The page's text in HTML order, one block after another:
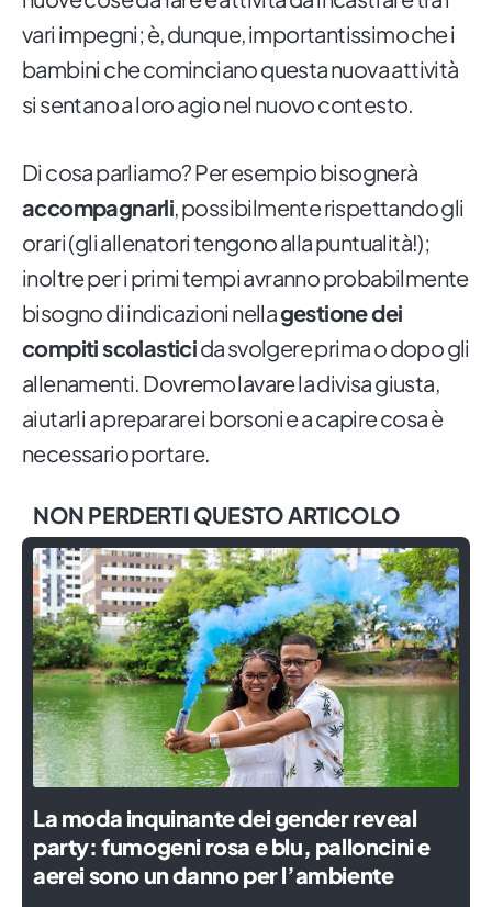
vari impegni; è, dunque, importantissimo che i
bambini che cominciano questa nuova attività
si sentano a loro agio nel nuovo contesto.
Di cosa parliamo? Per esempio bisognerà
accompagnarli, possibilmente rispettando gli
orari (gli allenatori tengono alla puntualità!);
inoltre per i primi tempi avranno probabilmente
bisogno di indicazioni nellagestione dei
compiti scolasticida svolgere prima o dopo gli
allenamenti. Dovremo lavare la divisa giusta,
aiutarli a preparare i borsoni e a capire cosa è
necessario portare.
NON PERDERTI QUESTO ARTICOLO
La moda inquinante dei gender reveal
party: fumogeni rosa e blu, palloncini e
aerei sono un danno per l’ambiente